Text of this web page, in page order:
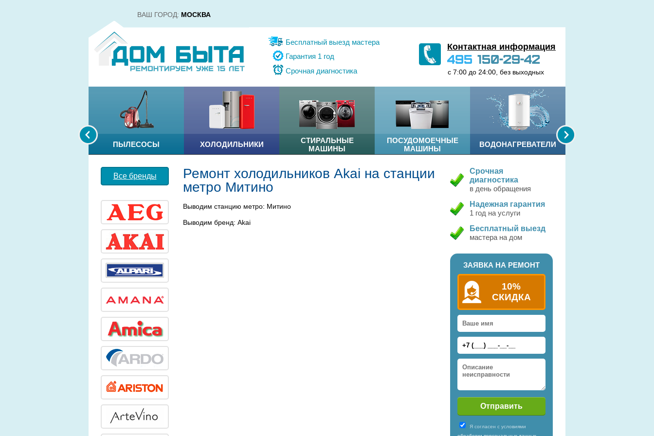
ВАШ ГОРОД: МОСКВА
Бесплатный выезд мастера
Гарантия 1 год
Срочная диагностика
Контактная информация
495 150-29-42
с 7:00 до 24:00, без выходных
ПЫЛЕСОСЫ ХОЛОДИЛЬНИКИ
СТИРАЛЬНЫЕ
МАШИНЫ
ПОСУДОМОЕЧНЫЕ
МАШИНЫ
ВОДОНАГРЕВАТЕЛИ
Все бренды
Ремонт холодильников Akai на станции
метро Митино
Выводим станцию метро: Митино
Выводим бренд: Akai
Срочная
диагностика
в день обращения
Надежная гарантия
1 год на услуги
Бесплатный выезд
мастера на дом
ЗАЯВКА НА РЕМОНТ
10%
СКИДКА
Я согласен с условиями